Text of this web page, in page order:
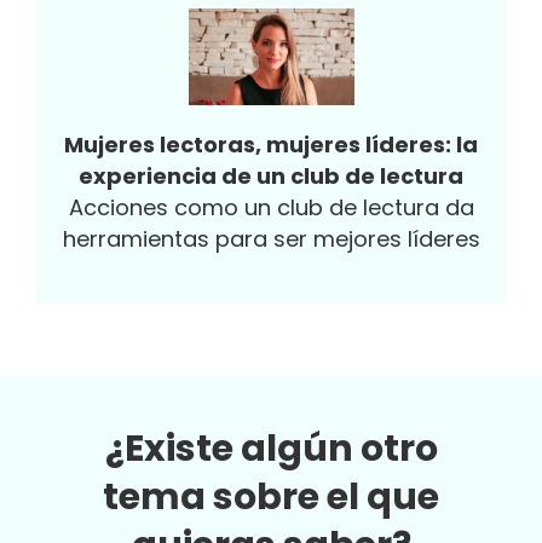
usar el lenguaje en niveles similares o
incluso superiores a los de los humanos.
Mujeres lectoras, mujeres líderes: la
experiencia de un club de lectura
Acciones como un club de lectura da
herramientas para ser mejores líderes
¿Existe algún otro
tema sobre el que